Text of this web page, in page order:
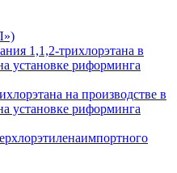
1,1,2-трихлорэтана в
установке риформинга
на производстве в
установке риформинга